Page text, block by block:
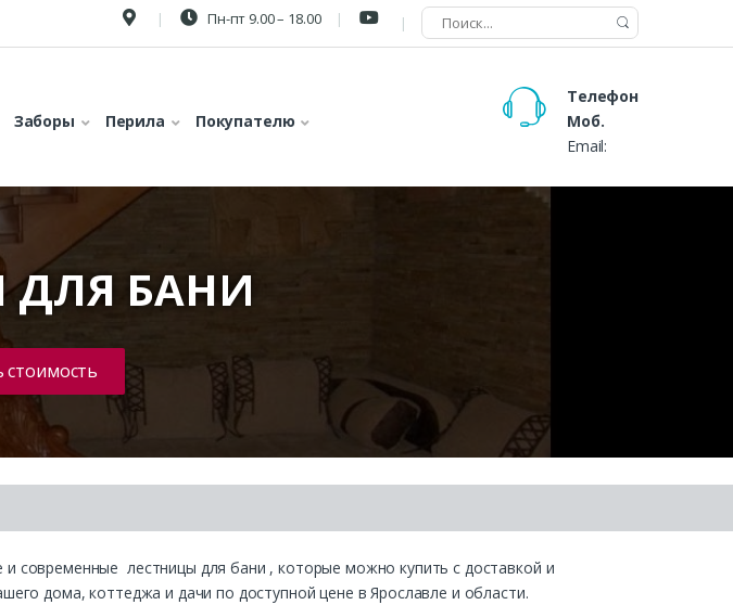
Пн-пт 9.00 – 18.00
Заборы Перила Покупателю
Телефон
Моб.
Email:
ДЛЯ БАНИ
стоимость
современные лестницы для бани , которые можно купить с доставкой и
дома, коттеджа и дачи по доступной цене в Ярославле и области.